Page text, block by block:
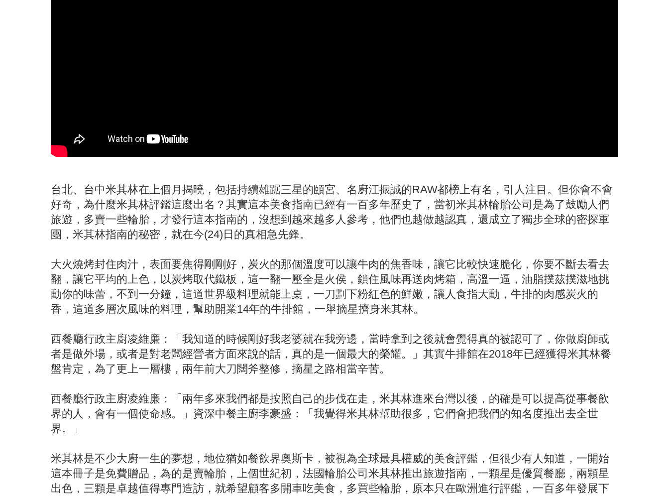
台北、台中米其林在上個月揭曉，包括持續雄踞三星的頤宮、名廚江振誠的RAW都榜上有名，引人注目。但你會不會
好奇，為什麼米其林評鑑這麼出名？其實這本美食指南已經有一百多年歷史了，當初米其林輪胎公司是為了鼓勵人們
旅遊，多賣一些輪胎，才發行這本指南的，沒想到越來越多人參考，他們也越做越認真，還成立了獨步全球的密探軍
團，米其林指南的秘密，就在今(24)日的真相急先鋒。
大火燒烤封住肉汁，表面要焦得剛剛好，炭火的那個溫度可以讓牛肉的焦香味，讓它比較快速脆化，你要不斷去看去
翻，讓它平均的上色，以炭烤取代鐵板，這一翻一壓全是火侯，鎖住風味再送肉烤箱，高溫一逼，油脂撲茲撲滋地挑
動你的味蕾，不到一分鐘，這道世界級料理就能上桌，一刀劃下粉紅色的鮮嫩，讓人食指大動，牛排的肉感炭火的
香，這道多層次風味的料理，幫助開業14年的牛排館，一舉摘星擠身米其林。
西餐廳行政主廚凌維廉：「我知道的時候剛好我老婆就在我旁邊，當時拿到之後就會覺得真的被認可了，你做廚師或
者是做外場，或者是對老闆經營者方面來說的話，真的是一個最大的榮耀。」其實牛排館在2018年已經獲得米其林餐
盤肯定，為了更上一層樓，兩年前大刀闊斧整修，摘星之路相當辛苦。
西餐廳行政主廚凌維廉：「兩年多來我們都是按照自己的步伐在走，米其林進來台灣以後，的確是可以提高從事餐飲
界的人，會有一個使命感。」資深中餐主廚李豪盛：「我覺得米其林幫助很多，它們會把我們的知名度推出去全世
界。」
米其林是不少大廚一生的夢想，地位猶如餐飲界奧斯卡，被視為全球最具權威的美食評鑑，但很少有人知道，一開始
這本冊子是免費贈品，為的是賣輪胎，上個世紀初，法國輪胎公司米其林推出旅遊指南，一顆星是優質餐廳，兩顆星
出色，三顆是卓越值得專門造訪，就希望顧客多開車吃美食，多買些輪胎，原本只在歐洲進行評鑑，一百多年發展下